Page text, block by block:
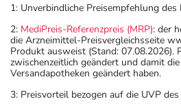
1: Unverbindliche Preisempfehlung
2: MediPreis-Referenzpreis (MRP): der
die Arzneimittel-Preisvergleichsseite
Produkt ausweist (Stand: 07.08.2026).
zwischenzeitlich geändert und damit
Versandapotheken geändert haben.
3: Preisvorteil bezogen auf die UVP